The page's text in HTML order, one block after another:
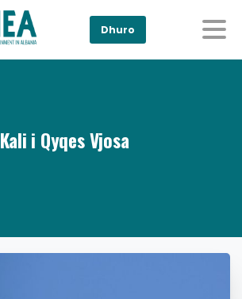
Dhuro
Kali i Qyqes Vjosa